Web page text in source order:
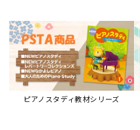
ピアノスタディ教材シリーズ